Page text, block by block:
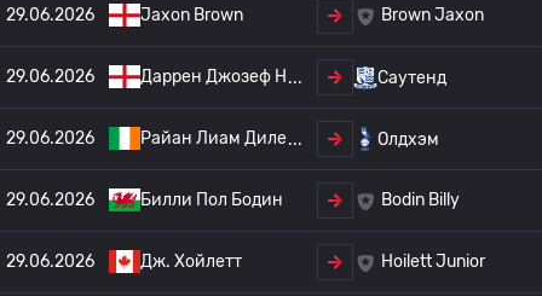
29.06.2026 Jaxon Brown Brown Jaxon
29.06.2026 Даррен Джозеф Н Саутенд
29.06.2026 Райан Лиам Диле Олдхэм
29.06.2026 Билли Пол Бодин Bodin Billy
29.06.2026 Дж. Хойлетт Hoilett Junior